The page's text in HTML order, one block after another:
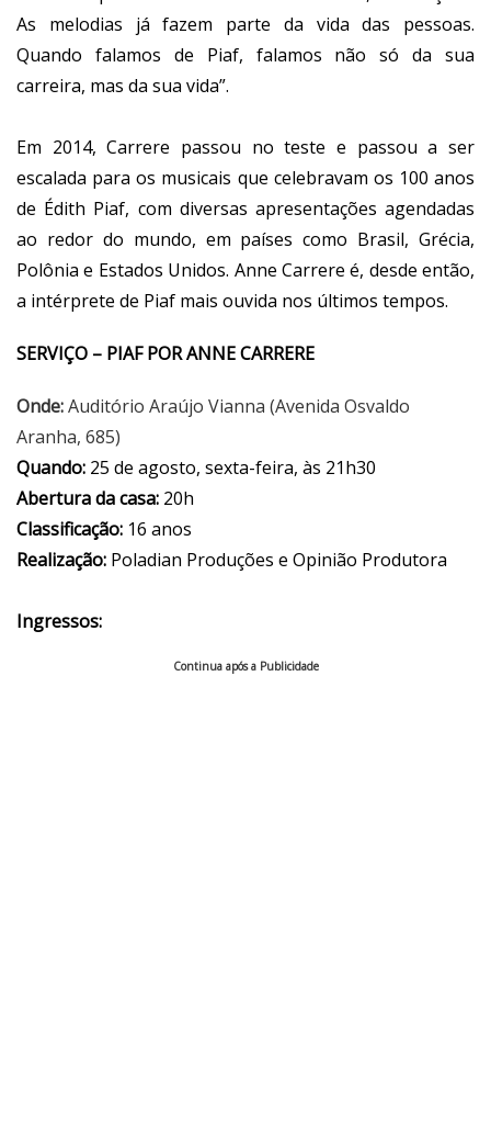
As melodias já fazem parte da vida das pessoas.
Quando falamos de Piaf, falamos não só da sua
carreira, mas da sua vida”.
Em 2014, Carrere passou no teste e passou a ser
escalada para os musicais que celebravam os 100 anos
de Édith Piaf, com diversas apresentações agendadas
ao redor do mundo, em países como Brasil, Grécia,
Polônia e Estados Unidos. Anne Carrere é, desde então,
a intérprete de Piaf mais ouvida nos últimos tempos.
SERVIÇO – PIAF POR ANNE CARRERE
Onde:Auditório Araújo Vianna (Avenida Osvaldo
Aranha, 685)
Quando: 25 de agosto, sexta-feira, às 21h30
Abertura da casa: 20h
Classificação: 16 anos
Realização: Poladian Produções e Opinião Produtora
Ingressos:
Continua após a Publicidade